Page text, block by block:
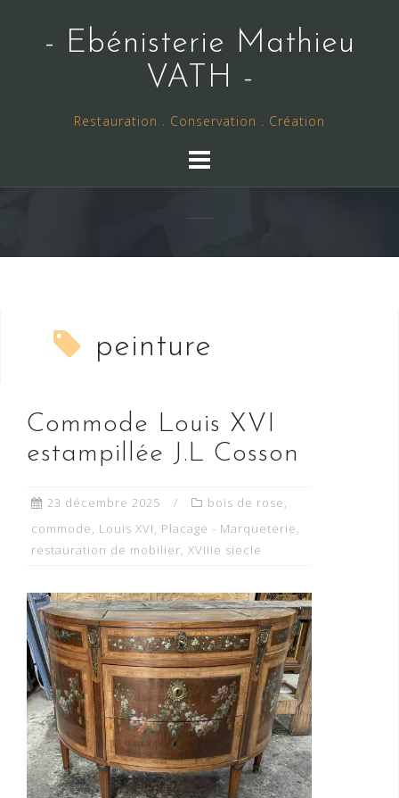
- Ebénisterie Mathieu
VATH -
Restauration . Conservation . Création
peinture
Commode Louis XVI
estampillée J.L Cosson
23 décembre 2025 bois de rose,
commode, Louis XVI, Placage - Marqueterie,
restauration de mobilier, XVIIIe siecle